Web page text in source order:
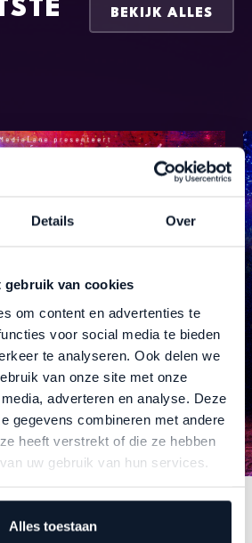
Details Over
gebruik van cookies
om content en advertenties te
voor social media te bieden
te analyseren. Ook delen we
van onze site met onze
adverteren en analyse. Deze
gegevens combineren met andere
heeft verstrekt of die ze hebben
uw gebruik van hun services.
Alles toestaan
BEKIJK ALLES
VAN DE SHOW